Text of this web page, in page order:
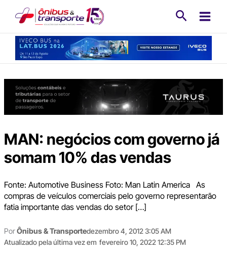
conteúdo
MAN: negócios com governo já
somam 10% das vendas
Fonte: Automotive Business Foto: Man Latin America As
compras de veículos comerciais pelo governo representarão
fatia importante das vendas do setor […]
PorÔnibus & Transportedezembro 4, 2012 3:05 AM
Atualizado pela última vez em fevereiro 10, 2022 12:35 PM